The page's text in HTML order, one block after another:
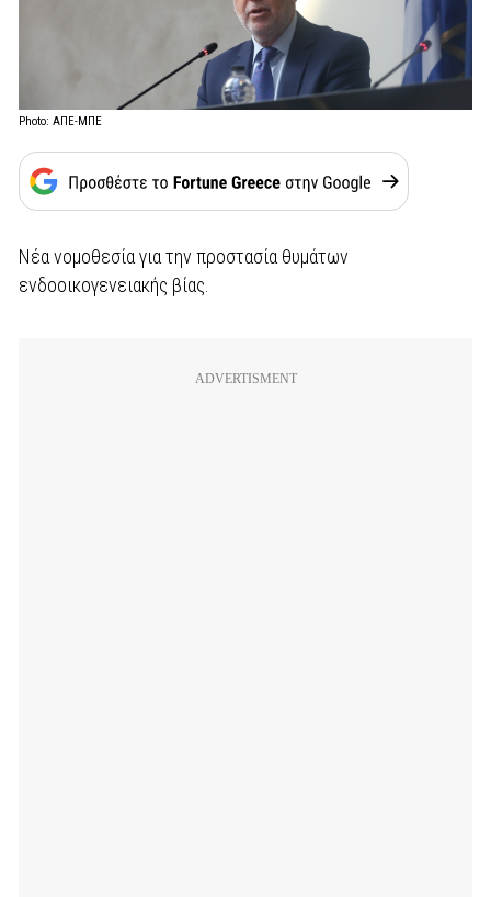
Photo: ΑΠΕ-ΜΠΕ
Νέα νομοθεσία για την προστασία θυμάτων
ενδοοικογενειακής βίας.